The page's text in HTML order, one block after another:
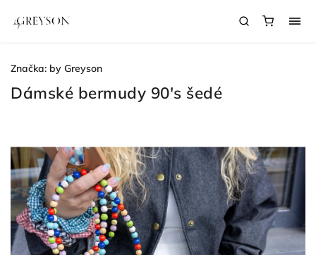
Dámské bermudy 90's šedé
Značka: by Greyson